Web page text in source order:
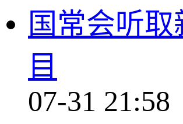
国常会听
目
07-31 21:58